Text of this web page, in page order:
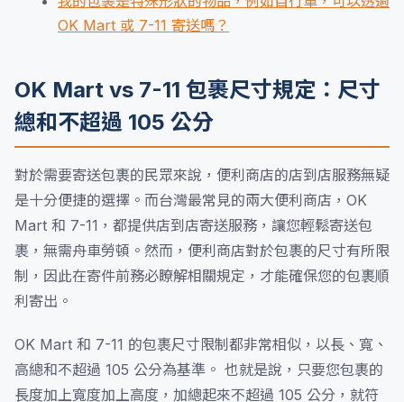
OK Mart 或 7-11 寄送嗎？
OK Mart vs 7-11 包裹尺寸規定：尺寸
總和不超過 105 公分
對於需要寄送包裹的民眾來說，便利商店的店到店服務無疑
是十分便捷的選擇。而台灣最常見的兩大便利商店，OK
Mart 和 7-11，都提供店到店寄送服務，讓您輕鬆寄送包
裹，無需舟車勞頓。然而，便利商店對於包裹的尺寸有所限
制，因此在寄件前務必瞭解相關規定，才能確保您的包裹順
利寄出。
OK Mart 和 7-11 的包裹尺寸限制都非常相似，以長、寬、
高總和不超過 105 公分為基準。 也就是說，只要您包裹的
長度加上寬度加上高度，加總起來不超過 105 公分，就符